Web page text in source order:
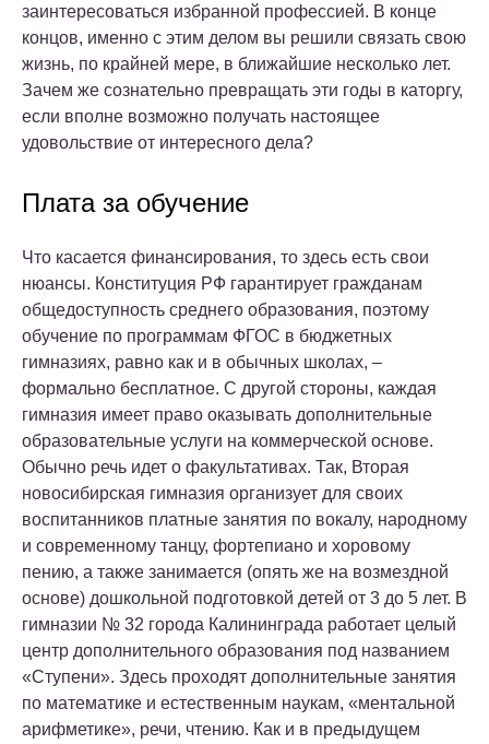
заинтересоваться избранной профессией. В конце
концов, именно с этим делом вы решили связать свою
жизнь, по крайней мере, в ближайшие несколько лет.
Зачем же сознательно превращать эти годы в каторгу,
если вполне возможно получать настоящее
удовольствие от интересного дела?
Плата за обучение
Что касается финансирования, то здесь есть свои
нюансы. Конституция РФ гарантирует гражданам
общедоступность среднего образования, поэтому
обучение по программам ФГОС в бюджетных
гимназиях, равно как и в обычных школах, –
формально бесплатное. С другой стороны, каждая
гимназия имеет право оказывать дополнительные
образовательные услуги на коммерческой основе.
Обычно речь идет о факультативах. Так, Вторая
новосибирская гимназия организует для своих
воспитанников платные занятия по вокалу, народному
и современному танцу, фортепиано и хоровому
пению, а также занимается (опять же на возмездной
основе) дошкольной подготовкой детей от 3 до 5 лет. В
гимназии № 32 города Калининграда работает целый
центр дополнительного образования под названием
«Ступени». Здесь проходят дополнительные занятия
по математике и естественным наукам, «ментальной
арифметике», речи, чтению. Как и в предыдущем